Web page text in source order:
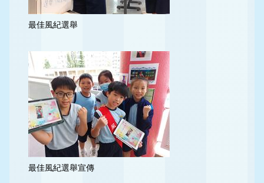
最佳風紀選舉
最佳風紀選舉宣傳